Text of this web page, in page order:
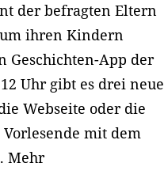
der befragten Eltern
ihren Kindern
Geschichten-App der
Uhr gibt es drei neue
Webseite oder die
mit dem
Mehr